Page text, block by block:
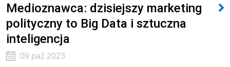
Medioznawca: dzisiejszy marketing
polityczny to Big Data i sztuczna
inteligencja
09 paź 2023